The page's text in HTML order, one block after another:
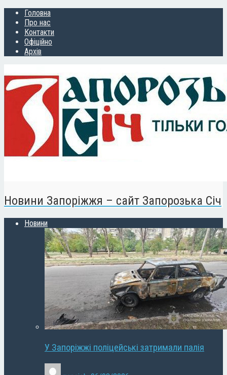
Головна
Про нас
Контакти
Офіційно
Архів
Новини Запоріжжя – сайт Запорозька Січ
Новини
У Запоріжжі поліцейські затримали палія